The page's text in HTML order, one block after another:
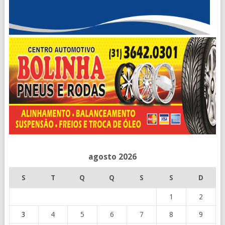
agosto 2026
S T Q Q S S D
1 2
3 4 5 6 7 8 9